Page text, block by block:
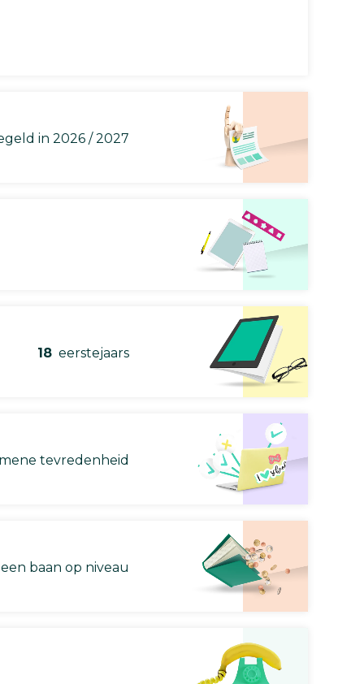
in 2026 / 2027
18 eerstejaars
tevredenheid
baan op niveau